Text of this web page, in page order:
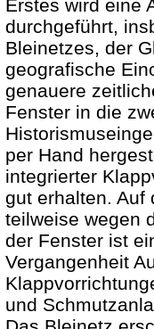
Erstes wird eine
durchgeführt,
Bleinetzes, der
geografische
genauere
Fenster in die
per Hand
integrierter
gut erhalten. Auf
teilweise wegen
der Fenster ist
Vergangenheit
und